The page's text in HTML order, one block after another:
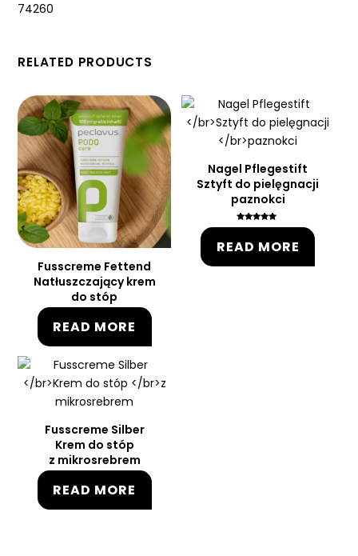
74260
RELATED PRODUCTS
Fusscreme Fettend
Natłuszczający krem
do stóp
READ MORE
Nagel Pflegestift
Sztyft do pielęgnacji
paznokci
Rated
out of 5
READ MORE
Fusscreme Silber
Krem do stóp
z mikrosrebrem
READ MORE